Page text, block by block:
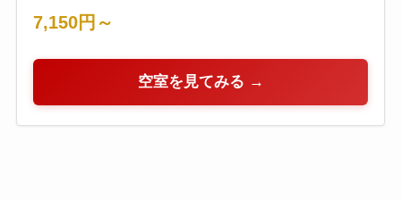
7,150円～
空室を見てみる →